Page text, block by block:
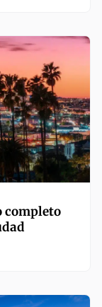
completo